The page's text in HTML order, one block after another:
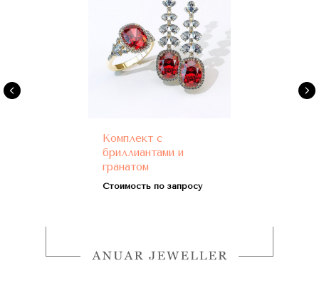
Комплект с
бриллиантами и
гранатом
Стоимость по запросу